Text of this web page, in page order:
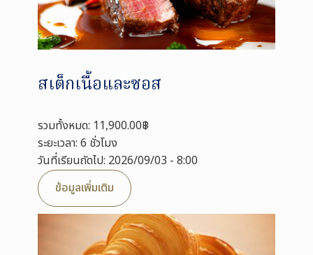
สเต็กเนื้อและซอส
รวมทั้งหมด: 11,900.00฿
ระยะเวลา: 6 ชั่วโมง
วันที่เรียนถัดไป: 2026/09/03 - 8:00
ข้อมูลเพิ่มเติม